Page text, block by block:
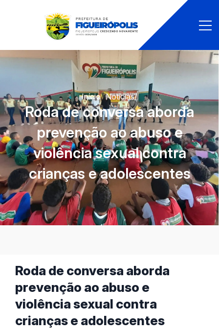
Início/Notícias/
Roda de conversa aborda
prevenção ao abuso e
violência sexual contra
crianças e adolescentes
Roda de conversa aborda
prevenção ao abuso e
violência sexual contra
crianças e adolescentes